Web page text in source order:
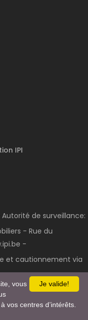
REAL
IPI
de surveillance:
- Rue du
-
et cautionnement via
Je valide!
vous
vos centres d’intérêts.